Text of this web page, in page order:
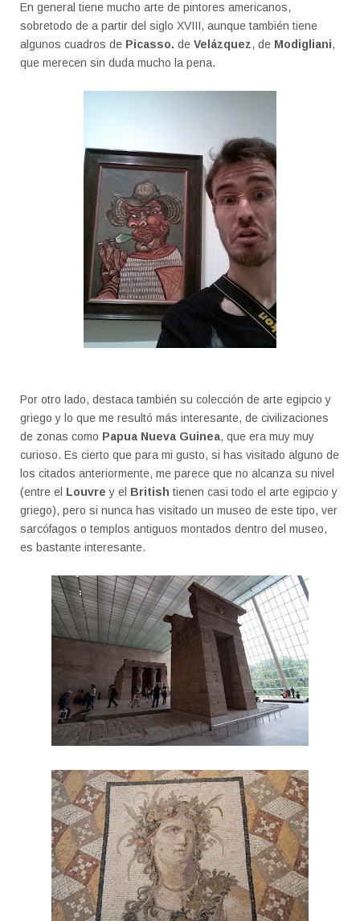
En general tiene mucho arte de pintores americanos,
sobretodo de a partir del siglo XVIII, aunque también tiene
algunos cuadros de Picasso. de Velázquez, de Modigliani,
que merecen sin duda mucho la pena.
Por otro lado, destaca también su colección de arte egipcio y
griego y lo que me resultó más interesante, de civilizaciones
de zonas como Papua Nueva Guinea, que era muy muy
curioso. Es cierto que para mi gusto, si has visitado alguno de
los citados anteriormente, me parece que no alcanza su nivel
(entre el Louvrey el British tienen casi todo el arte egipcio y
griego), pero si nunca has visitado un museo de este tipo, ver
sarcófagos o templos antiguos montados dentro del museo,
es bastante interesante.